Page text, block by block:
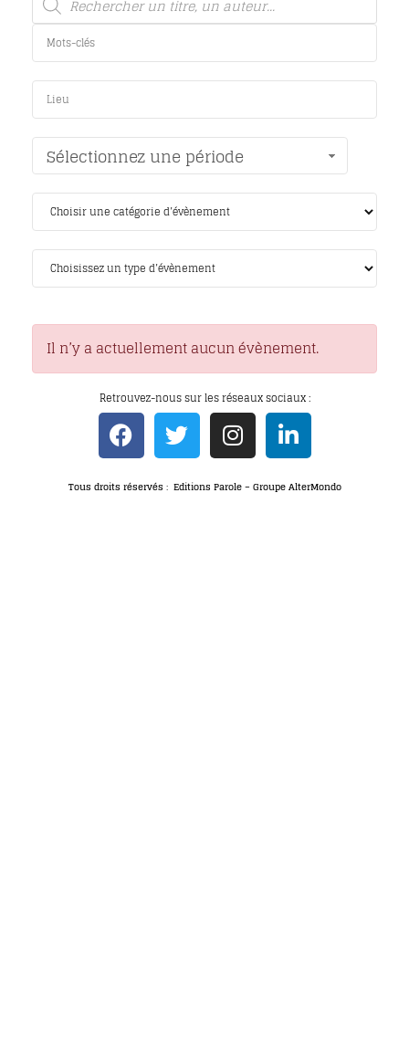
Sélectionnez une période
Il n’y a actuellement aucun évènement.
Retrouvez-nous sur les réseaux sociaux :
Tous droits réservés : Editions Parole – Groupe AlterMondo